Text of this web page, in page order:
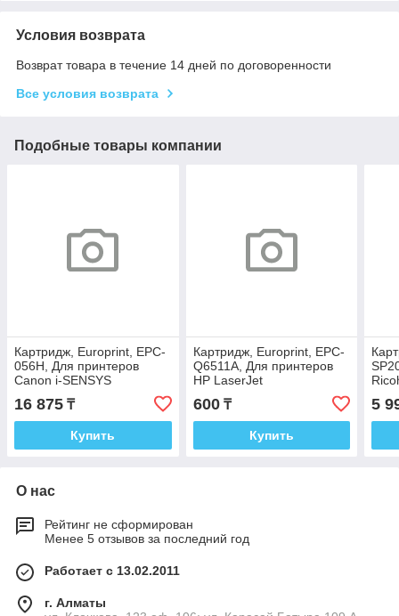
Условия возврата
Возврат товара в течение 14 дней по договоренности
Все условия возврата
Подобные товары компании
Картридж, Europrint, EPC-
056H, Для принтеров
Canon i-SENSYS
LBP325x/MF542x/MF543x,
15000 страниц.
16 875 ₸
Купить
Картридж, Europrint, EPC-
Q6511A, Для принтеров
HP LaserJet
страниц.
600₸
Купить
5
О нас
Рейтинг не сформирован
Менее 5 отзывов за последний год
Работает с 13.02.2011
г. Алматы